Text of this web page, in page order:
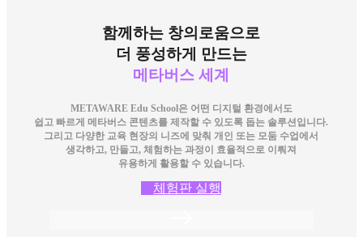
함께하는 창의로움으로
더 풍성하게 만드는
메타버스 세계
METAWARE Edu School은 어떤 디지털 환경에서도
쉽고 빠르게 메타버스 콘텐츠를 제작할 수 있도록 돕는 솔루션입니다.
그리고 다양한 교육 현장의 니즈에 맞춰 개인 또는 모둠 수업에서
생각하고, 만들고, 체험하는 과정이 효율적으로 이뤄져
유용하게 활용할 수 있습니다.
체험판 실행